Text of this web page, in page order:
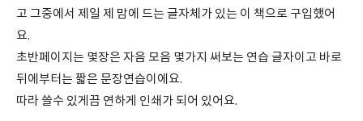
고 그중에서 제일 제 맘에 드는 글자체가 있는 이 책으로 구입했어
요.
초반페이지는 몇장은 자음 모음 몇가지 써보는 연습 글자이고 바로
뒤에부터는 짧은 문장연습이에요.
따라 쓸수 있게끔 연하게 인쇄가 되어 있어요.